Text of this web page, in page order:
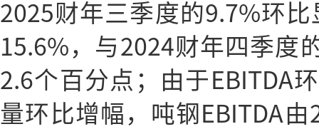
2025财年三季度的9.7%环
15.6%，与2024财年四季度
2.6个百分点；由于EBITDA
量环比增幅，吨钢EBITDA